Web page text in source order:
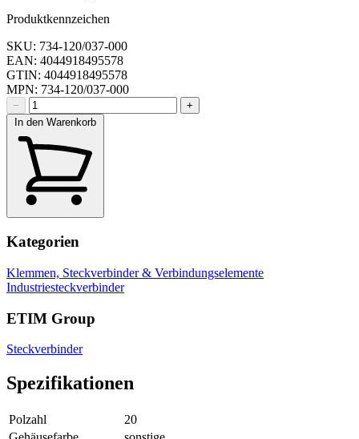
Produktkennzeichen
SKU: 734-120/037-000
EAN: 4044918495578
GTIN: 4044918495578
MPN: 734-120/037-000
−
+
In den Warenkorb
Kategorien
Klemmen, Steckverbinder & Verbindungselemente
Industriesteckverbinder
ETIM Group
Steckverbinder
Spezifikationen
Polzahl
20